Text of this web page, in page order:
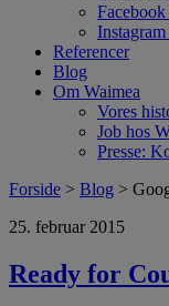
Referencer
Blog
Om Waimea
Vores
Job hos
Presse:
Forside > Blog >
25. februar 2015
Ready for